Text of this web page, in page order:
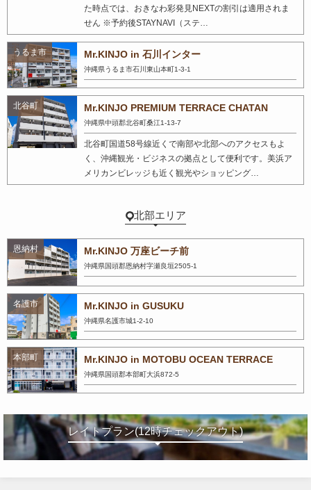
た時点では、おきなわ彩発見NEXTの割引は適用されま
せん ※予約後STAYNAVI（ステ…
うるま市 Mr.KINJO in 石川インター
沖縄県うるま市石川東山本町1-3-1
北谷町 Mr.KINJO PREMIUM TERRACE CHATAN
沖縄県中頭郡北谷町桑江1-13-7
北谷町国道58号線近くで南部や北部へのアクセスもよ
く、沖縄観光・ビジネスの拠点として便利です。美浜ア
メリカンビレッジも近く観光やショッピング…
北部エリア
恩納村 Mr.KINJO 万座ビーチ前
沖縄県国頭郡恩納村字瀬良垣2505-1
名護市 Mr.KINJO in GUSUKU
沖縄県名護市城1-2-10
本部町 Mr.KINJO in MOTOBU OCEAN TERRACE
沖縄県国頭郡本部町大浜872-5
レイトプラン(12時チェックアウト)